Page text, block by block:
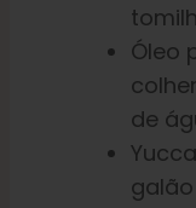
Óleo
de